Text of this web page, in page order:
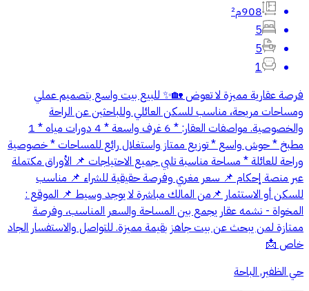
908م²
5
5
1
فرصة عقارية مميزة لا تعوض 🏡✨ للبيع بيت واسع بتصميم عملي
ومساحات مريحة، مناسب للسكن العائلي وللباحثين عن الراحة
والخصوصية. مواصفات العقار: * 6 غرف واسعة * 4 دورات مياه * 1
مطبخ * حوش واسع * توزيع ممتاز واستغلال رائع للمساحات * خصوصية
وراحة للعائلة * مساحة مناسبة تلبي جميع الاحتياجات 📌 الأوراق مكتملة
عبر منصة إحكام 📌 سعر مغري وفرصة حقيقية للشراء 📌 مناسب
للسكن أو الاستثمار 📌من المالك مباشرة لا يوجد وسيط 📌 الموقع :
المخواة - نشمه عقار يجمع بين المساحة والسعر المناسب، وفرصة
ممتازة لمن يبحث عن بيت جاهز بقيمة مميزة. للتواصل والاستفسار الجاد
خاص 📩
حي الظفير, الباحة